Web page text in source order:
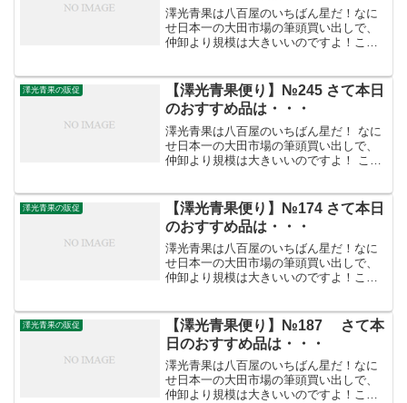
澤光青果は八百屋のいちばん星だ！なに
せ日本一の大田市場の筆頭買い出しで、
仲卸より規模は大きいいのですよ！こう
光青果便り】...
澤光青果の販促
【澤光青果便り】№245 さて本日
のおすすめ品は・・・
澤光青果は八百屋のいちばん星だ！ なに
せ日本一の大田市場の筆頭買い出しで、
仲卸より規模は大きいいのですよ！ こう
す。 ///////////////////////////////// 【澤光青...
澤光青果の販促
【澤光青果便り】№174 さて本日
のおすすめ品は・・・
澤光青果は八百屋のいちばん星だ！なに
せ日本一の大田市場の筆頭買い出しで、
仲卸より規模は大きいいのですよ！こう
光青果便り】...
澤光青果の販促
【澤光青果便り】№187 さて本
日のおすすめ品は・・・
澤光青果は八百屋のいちばん星だ！なに
せ日本一の大田市場の筆頭買い出しで、
仲卸より規模は大きいいのですよ！こう